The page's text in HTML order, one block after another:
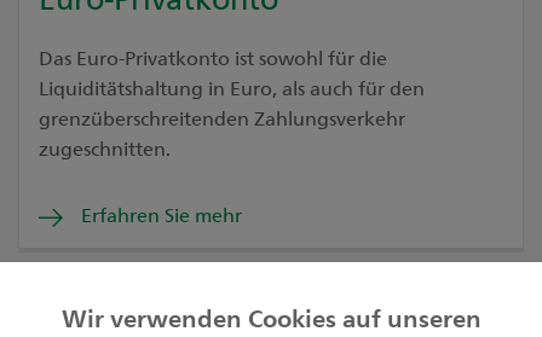
Das Euro-Privatkonto ist sowohl für die
Liquiditätshaltung in Euro, als auch für den
grenzüberschreitenden Zahlungsverkehr
zugeschnitten.
Erfahren Sie mehr
Wir verwenden Cookies auf unseren